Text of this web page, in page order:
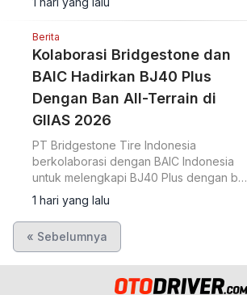
pameran di ICE BSD City.
Berita
Kolaborasi Bridgestone dan
BAIC Hadirkan BJ40 Plus
Dengan Ban All-Terrain di
GIIAS 2026
PT Bridgestone Tire Indonesia
berkolaborasi dengan BAIC Indonesia
untuk melengkapi BJ40 Plus dengan ban
Bridgestone Dueler A/T002 di GIIAS
1 hari yang lalu
« Sebelumnya